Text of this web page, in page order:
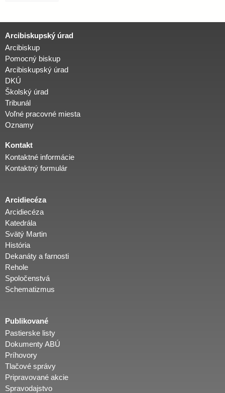
Arcibiskupský úrad
Arcibiskup
Pomocný biskup
Arcibiskupský úrad
DKÚ
Školský úrad
Tribunál
Voľné pracovné miesta
Oznamy
Kontakt
Kontaktné informácie
Kontaktný formulár
Arcidiecéza
Arcidiecéza
Katedrála
Svätý Martin
História
Dekanáty a farnosti
Rehole
Spoločenstvá
Schematizmus
Publikované
Pastierske listy
Dokumenty ABÚ
Príhovory
Tlačové správy
Pripravované akcie
Spravodajstvo